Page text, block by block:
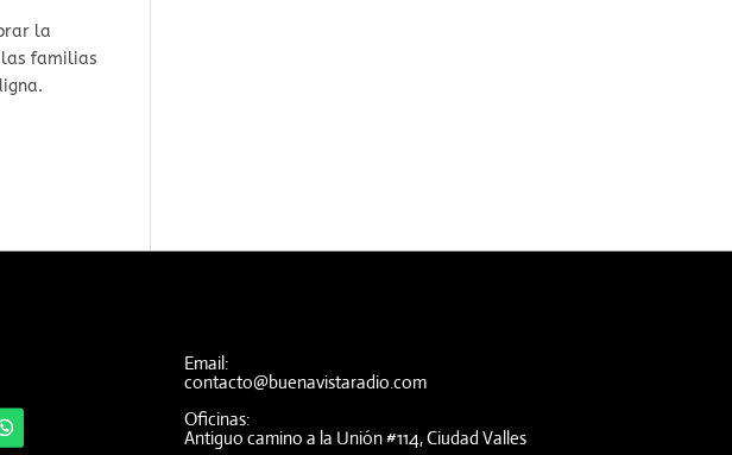
la
familias
Email:
contacto@buenavistaradio.com
Oficinas:
Antiguo camino a la Unión #114, Ciudad Valles